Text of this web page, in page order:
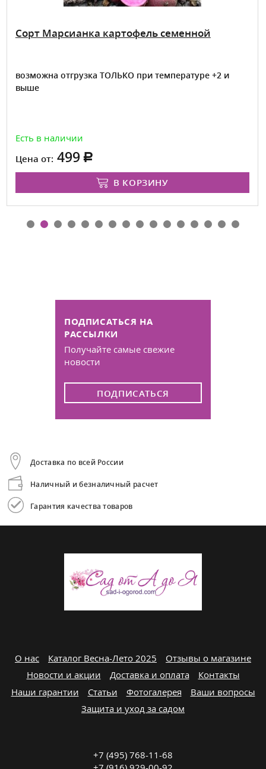
Сорт Марсианка картофель семенной
возможна отгрузка ТОЛЬКО при температуре +2 и
выше
Есть в наличии
Цена от: 499
В КОРЗИНУ
ПОДПИСАТЬСЯ НА
РАССЫЛКИ
Получайте самые свежие
новости
ПОДПИСАТЬСЯ
Доставка по всей России
Наличный и безналичный расчет
Гарантия качества товаров
О нас Каталог Весна-Лето 2025
Отзывы о магазине
Новости и акции
Доставка и оплата
Контакты
Наши гарантии
Статьи Фотогалерея
Ваши вопросы
Защита и уход за садом
+7 (495) 768-11-68